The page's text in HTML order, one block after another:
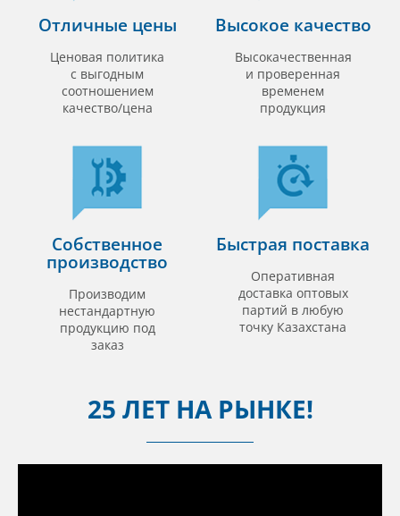
Отличные цены
Ценовая политика
с выгодным
соотношением
качество/цена
Высокое качество
Высокачественная
и проверенная
временем
продукция
Собственное
производство
Производим
нестандартную
продукцию под
заказ
Быстрая поставка
Оперативная
доставка оптовых
партий в любую
точку Казахстана
25 ЛЕТ НА РЫНКЕ!